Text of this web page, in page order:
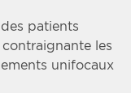
patients
les
unifocaux